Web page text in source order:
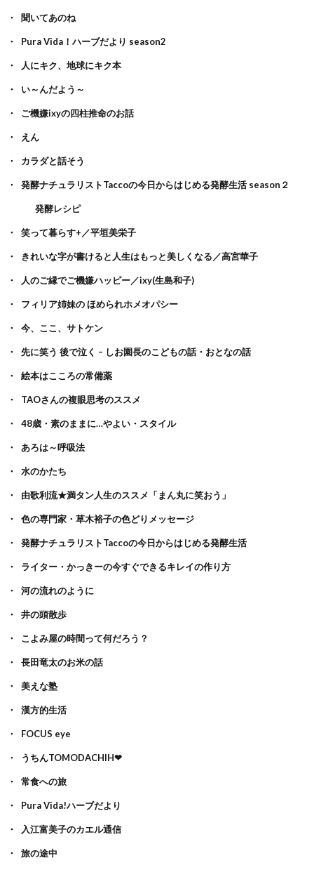
聞いてあのね
Pura Vida！ハーブだより season2
人にキク、地球にキク本
い～んだよう～
ご機嫌ixyの四柱推命のお話
えん
カラダと話そう
発酵ナチュラリストTaccoの今日からはじめる発酵生活 season２
発酵レシピ
笑って暮らす+／平垣美栄子
きれいな字が書けると人生はもっと美しくなる／高宮華子
人のご縁でご機嫌ハッピー／ixy(生島和子)
フィリア姉妹の ほめられホメオパシー
今、ここ、サトケン
先に笑う 後で泣く – しお園長のこどもの話・おとなの話
絵本はこころの常備薬
TAOさんの複眼思考のススメ
48歳・素のままに…やよい・スタイル
あろは～呼吸法
水のかたち
由歌利流★満タン人生のススメ「まん丸に笑おう」
色の専門家・草木裕子の色どりメッセージ
発酵ナチュラリストTaccoの今日からはじめる発酵生活
ライター・かっきーの今すぐできるキレイの作り方
河の流れのように
井の頭散歩
こよみ屋の時間って何だろう？
長田竜太のお米の話
美えな塾
漢方的生活
FOCUS eye
うちんTOMODACHIH❤
常食への旅
Pura Vida!ハーブだより
入江富美子のカエル通信
旅の途中